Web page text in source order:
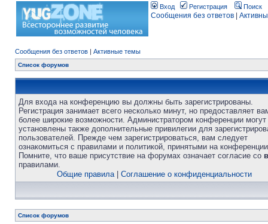
Вход Регистрация Поиск
Сообщения без ответов
Сообщения без ответов | Активные темы
Список форумов
Для входа на конференцию вы должны быть зарегистрированы.
Регистрация занимает всего несколько минут, но предоставляет
более широкие возможности. Администратором конференции
установлены также дополнительные привилегии для
пользователей. Прежде чем зарегистрироваться, вам следует
ознакомиться с правилами и политикой, принятыми на
Помните, что ваше присутствие на форумах означает согласие со
правилами.
Общие правила| Соглашение о конфиденциальности
Список форумов